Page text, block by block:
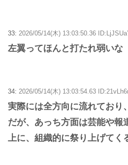
33: 2026/05/14(木) 13:03:50.36
左翼ってほんと打たれ弱いな
34: 2026/05/14(木) 13:03:54.63
実際には全方向に流れており
だが、あっち方面は芸能や報
上に、組織的に祭り上げてく